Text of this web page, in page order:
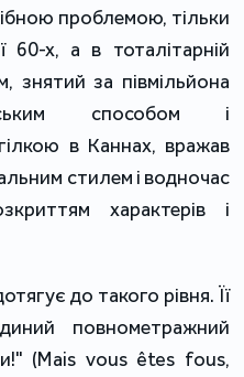
проблемою, тільки
60-х, а в тоталітарній
знятий за півмільйона
способом і
в Каннах, вражав
стилем і водночас
характерів і
до такого рівня. Її
повнометражний
(Mais vous êtes fous,